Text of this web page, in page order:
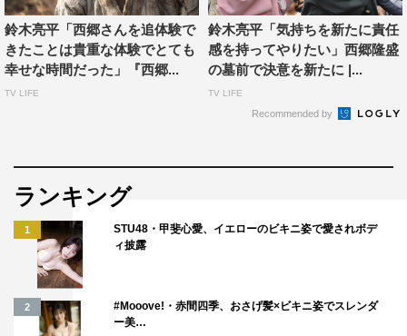
鈴木亮平「西郷さんを追体験で
きたことは貴重な体験でとても
幸せな時間だった」『西郷...
TV LIFE
鈴木亮平「気持ちを新たに責任
感を持ってやりたい」西郷隆盛
の墓前で決意を新たに |...
TV LIFE
Recommended by
ランキング
1
STU48・甲斐心愛、イエローのビキニ姿で愛されボデ
ィ披露
2
#Mooove!・赤間四季、おさげ髪×ビキニ姿でスレンダ
ー美…